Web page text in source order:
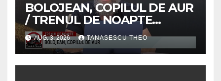
BOLOJEAN, COPILUL DE AUR
/ TRENUL DE NOAPTE
/VIDEO
AUG. 3, 2026 TANASESCU THEO